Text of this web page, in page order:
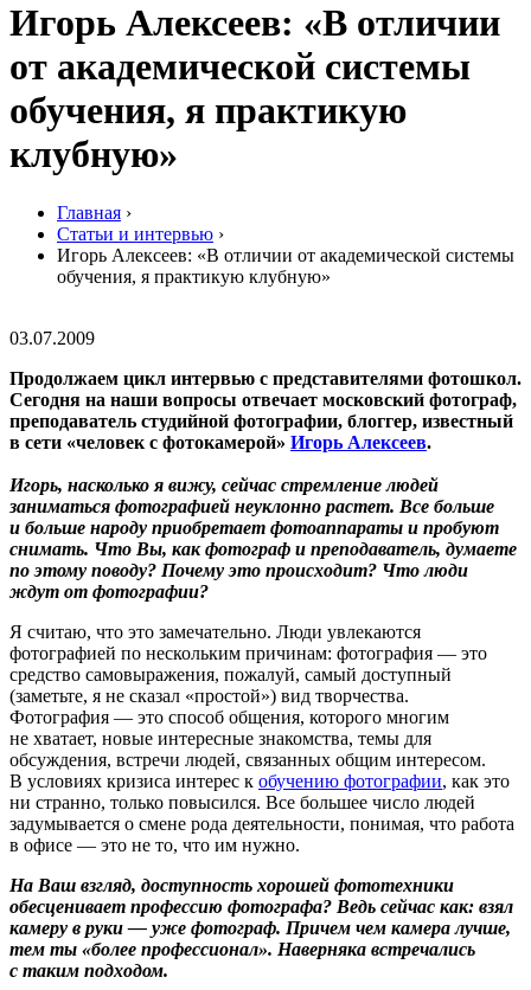
Игорь Алексеев: «В отличии
от академической системы
обучения, я практикую
клубную»
Главная ›
Статьи и интервью ›
Игорь Алексеев: «В отличии от академической системы
обучения, я практикую клубную»
03.07.2009
Продолжаем цикл интервью с представителями фотошкол.
Сегодня на наши вопросы отвечает московский фотограф,
преподаватель студийной фотографии, блоггер, известный
в сети «человек с фотокамерой» Игорь Алексеев.
Игорь, насколько я вижу, сейчас стремление людей
заниматься фотографией неуклонно растет. Все больше
и больше народу приобретает фотоаппараты и пробуют
снимать. Что Вы, как фотограф и преподаватель, думаете
по этому поводу? Почему это происходит? Что люди
ждут от фотографии?
Я считаю, что это замечательно. Люди увлекаются
фотографией по нескольким причинам: фотография — это
средство самовыражения, пожалуй, самый доступный
(заметьте, я не сказал «простой») вид творчества.
Фотография — это способ общения, которого многим
не хватает, новые интересные знакомства, темы для
обсуждения, встречи людей, связанных общим интересом.
В условиях кризиса интерес к обучению фотографии, как это
ни странно, только повысился. Все большее число людей
задумывается о смене рода деятельности, понимая, что работа
в офисе — это не то, что им нужно.
На Ваш взгляд, доступность хорошей фототехники
обесценивает профессию фотографа? Ведь сейчас как: взял
камеру в руки — уже фотограф. Причем чем камера лучше,
тем ты «более профессионал». Наверняка встречались
с таким подходом.